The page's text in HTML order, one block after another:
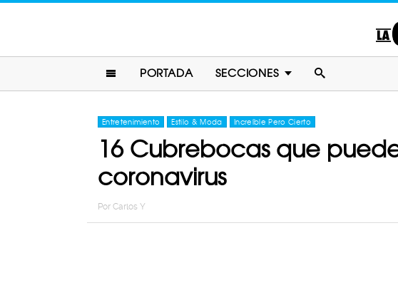
PORTADA SECCIONES
Entretenimiento Estilo & Moda Increíble Pero Cierto
16 Cubrebocas que
coronavirus
Por Carlos Y